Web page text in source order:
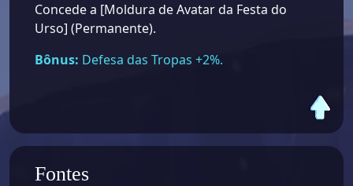
Concede a [Moldura de Avatar da Festa do
Urso] (Permanente).
Bônus: Defesa das Tropas +2%.
Fontes